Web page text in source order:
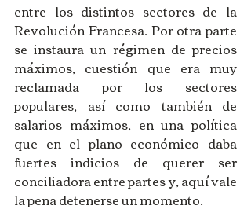
entre los distintos sectores de la
Revolución Francesa. Por otra parte
se instaura un régimen de precios
máximos, cuestión que era muy
reclamada por los sectores
populares, así como también de
salarios máximos, en una política
que en el plano económico daba
fuertes indicios de querer ser
conciliadora entre partes y, aquí vale
la pena detenerse un momento.